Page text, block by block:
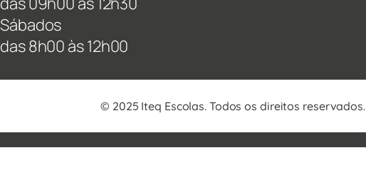
Sábados
das 8h00 às 12h00
© 2025 Iteq Escolas. Todos os direitos reservados.